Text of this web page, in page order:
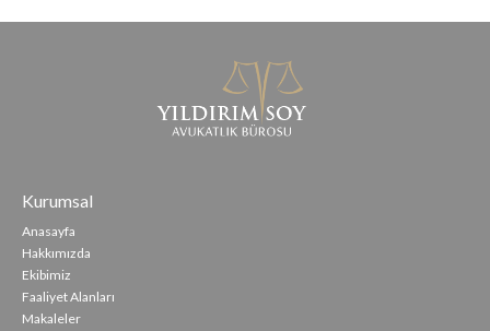
Kurumsal
Anasayfa
Hakkımızda
Ekibimiz
Faaliyet Alanları
Makaleler